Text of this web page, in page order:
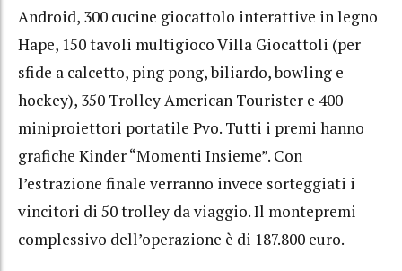
Android, 300 cucine giocattolo interattive in legno
Hape, 150 tavoli multigioco Villa Giocattoli (per
sfide a calcetto, ping pong, biliardo, bowling e
hockey), 350 Trolley American Tourister e 400
miniproiettori portatile Pvo. Tutti i premi hanno
grafiche Kinder “Momenti Insieme”. Con
l’estrazione finale verranno invece sorteggiati i
vincitori di 50 trolley da viaggio. Il montepremi
complessivo dell’operazione è di 187.800 euro.